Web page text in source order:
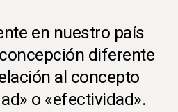
en nuestro país
diferente
al concepto
o «efectividad».